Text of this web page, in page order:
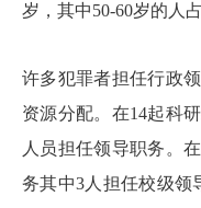
岁，其中50-60岁的人占
许多犯罪者担任行政
资源分配。在14起科
人员担任领导职务。
务其中3人担任校级领